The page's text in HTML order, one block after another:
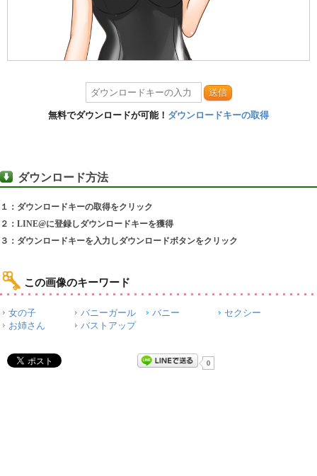
送信
無料でダウンロードが可能！ ダウンロードキーの取得
ダウンロード方法
１：ダウンロードキーの取得をクリック
２：LINE@に登録しダウンロードキーを獲得
３：ダウンロードキーを入力しダウンロードボタンをクリック
この画像のキーワード
女の子 バニーガール バニー
セクシー
お姉さん
バストアップ
0